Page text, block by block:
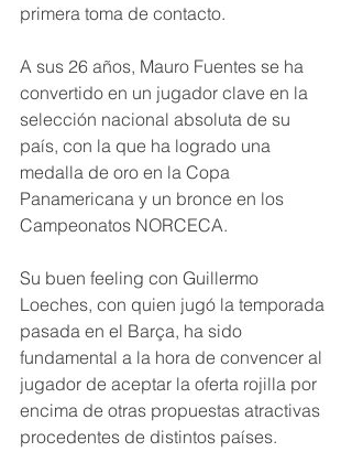
primera toma de contacto.
A sus 26 años, Mauro Fuentes se ha
convertido en un jugador clave en la
selección nacional absoluta de su
país, con la que ha logrado una
medalla de oro en la Copa
Panamericana y un bronce en los
Campeonatos NORCECA.
Su buen feeling con Guillermo
Loeches, con quien jugó la temporada
pasada en el Barça, ha sido
fundamental a la hora de convencer al
jugador de aceptar la oferta rojilla por
encima de otras propuestas atractivas
procedentes de distintos países.